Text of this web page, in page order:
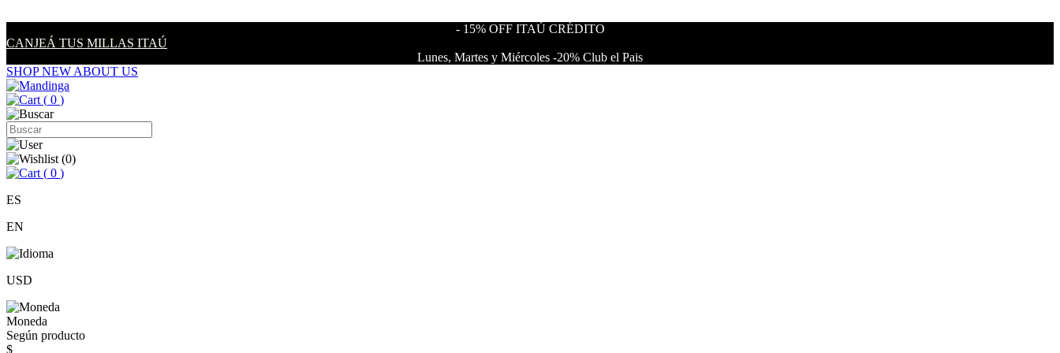
- 15% OFF ITAÚ CRÉDITO
CANJEÁ TUS MILLAS ITAÚ
Lunes, Martes y Miércoles -20% Club el Pais
SHOP NEW ABOUT US
( 0 )
(0)
( 0 )
ES
EN
USD
Moneda
Según producto
$